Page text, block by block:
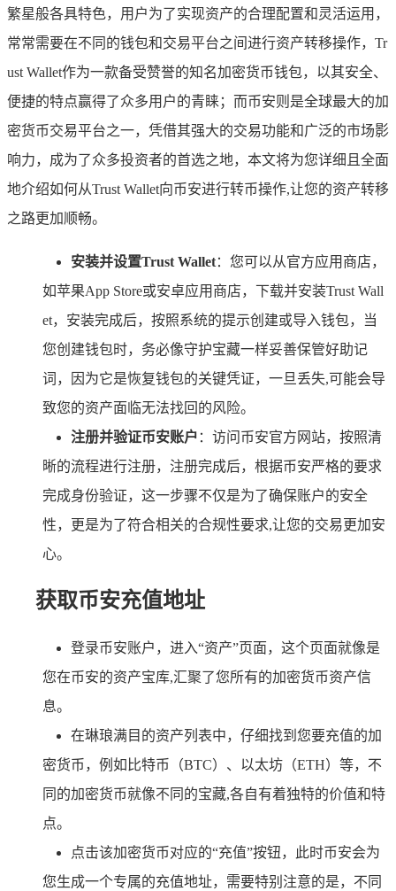
繁星般各具特色，用户为了实现资产的合理配置和灵活运用，
常常需要在不同的钱包和交易平台之间进行资产转移操作，Tr
ust Wallet作为一款备受赞誉的知名加密货币钱包，以其安全、
便捷的特点赢得了众多用户的青睐；而币安则是全球最大的加
密货币交易平台之一，凭借其强大的交易功能和广泛的市场影
响力，成为了众多投资者的首选之地，本文将为您详细且全面
地介绍如何从Trust Wallet向币安进行转币操作,让您的资产转移
之路更加顺畅。
安装并设置Trust Wallet：您可以从官方应用商店，
如苹果App Store或安卓应用商店，下载并安装Trust Wall
et，安装完成后，按照系统的提示创建或导入钱包，当
您创建钱包时，务必像守护宝藏一样妥善保管好助记
词，因为它是恢复钱包的关键凭证，一旦丢失,可能会导
致您的资产面临无法找回的风险。
注册并验证币安账户 ：访问币安官方网站，按照清
晰的流程进行注册，注册完成后，根据币安严格的要求
完成身份验证，这一步骤不仅是为了确保账户的安全
性，更是为了符合相关的合规性要求,让您的交易更加安
心。
获取币安充值地址
登录币安账户，进入“资产”页面，这个页面就像是
您在币安的资产宝库,汇聚了您所有的加密货币资产信
息。
在琳琅满目的资产列表中，仔细找到您要充值的加
密货币，例如比特币（BTC）、以太坊（ETH）等，不
同的加密货币就像不同的宝藏,各自有着独特的价值和特
点。
点击该加密货币对应的“充值”按钮，此时币安会为
您生成一个专属的充值地址，需要特别注意的是，不同